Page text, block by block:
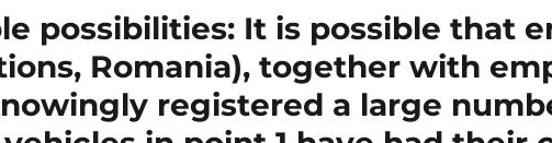
possibilities: It is possible that
Romania), together with
registered a large